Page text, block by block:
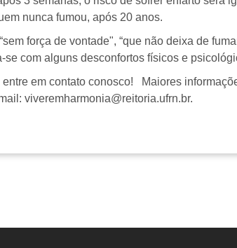
nunca fumou, após 20 anos.
força de vontade", “que não deixa de
com alguns desconfortos físicos e
em contato conosco! Maiores
viveremharmonia@reitoria.ufrn.br.